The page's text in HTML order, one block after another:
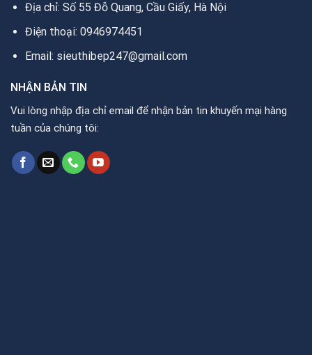
Địa chỉ: Số 55 Đỗ Quang, Cầu Giấy, Hà Nội
Điện thoại: 0946974451
Email: sieuthibep247@gmail.com
NHẬN BẢN TIN
Vui lòng nhập địa chỉ email để nhận bản tin khuyến mại hàng
tuần của chúng tôi: